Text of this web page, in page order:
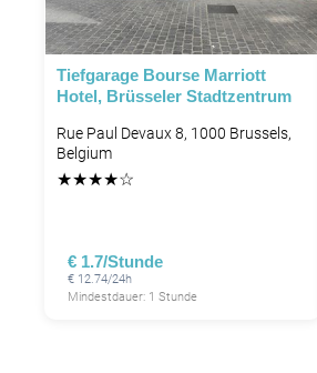
P
Tiefgarage Bourse Marriott
Hotel, Brüsseler Stadtzentrum
Rue Paul Devaux 8, 1000 Brussels,
Belgium
★★★★☆
€ 1.7/Stunde
€ 12.74/24h
Mindestdauer: 1 Stunde